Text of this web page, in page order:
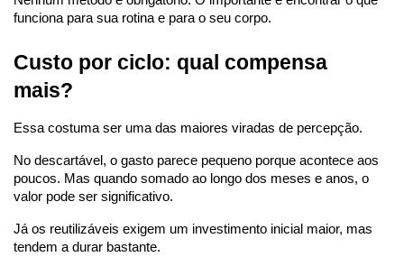
funciona para sua rotina e para o seu corpo.
Custo por ciclo: qual compensa
mais?
Essa costuma ser uma das maiores viradas de percepção.
No descartável, o gasto parece pequeno porque acontece aos
poucos. Mas quando somado ao longo dos meses e anos, o
valor pode ser significativo.
Já os reutilizáveis exigem um investimento inicial maior, mas
tendem a durar bastante.